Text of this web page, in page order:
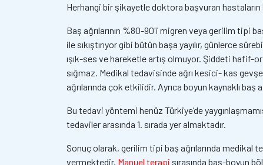
Herhangi bir şikayetle doktora başvuran hastaların
Baş ağrılarının %80-90'i migren veya gerilim tipi
ile sıkıştırıyor gibi bütün başa yayılır, günlerce
ışık-ses ve hareketle artış olmuyor. Şiddeti hafif-
sığmaz. Medikal tedavisinde ağrı kesici- kas
ağrılarında çok etkilidir. Ayrıca boyun kaynaklı
Bu tedavi yöntemi henüz Türkiye’de
tedaviler arasında 1. sırada yer almaktadır.
Sonuç olarak, gerilim tipi baş ağrılarında medikal
vermektedir. Manuel terapi sırasında baş-boyun